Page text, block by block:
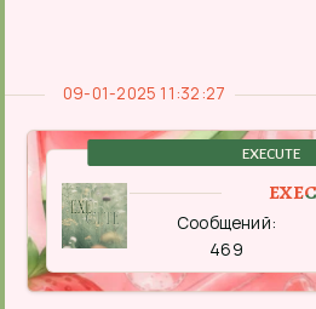
09-01-2025 11:32:27
EXECUTE
Сообщений:
469